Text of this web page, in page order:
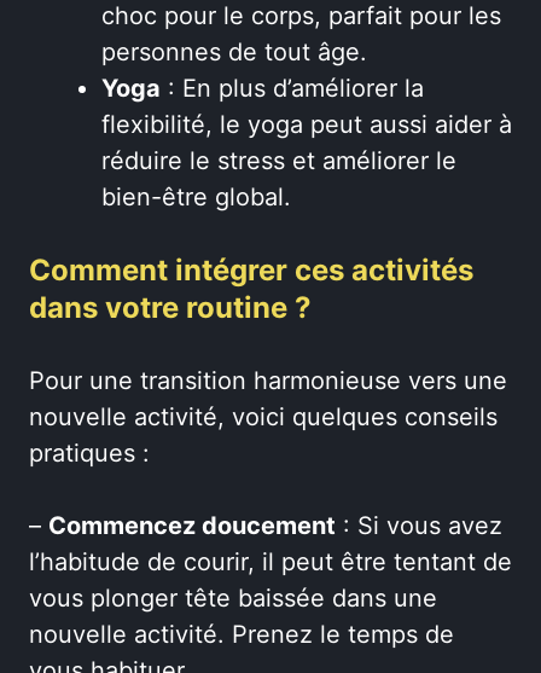
choc pour le corps, parfait pour les
personnes de tout âge.
Yoga : En plus d’améliorer la
flexibilité, le yoga peut aussi aider à
réduire le stress et améliorer le
bien-être global.
Comment intégrer ces activités
dans votre routine ?
Pour une transition harmonieuse vers une
nouvelle activité, voici quelques conseils
pratiques :
– Commencez doucement : Si vous avez
l’habitude de courir, il peut être tentant de
vous plonger tête baissée dans une
nouvelle activité. Prenez le temps de